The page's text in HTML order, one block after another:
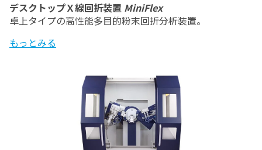
デスクトップＸ線回折装置 MiniFlex
卓上タイプの高性能多目的粉末回折分析装置。
もっとみる